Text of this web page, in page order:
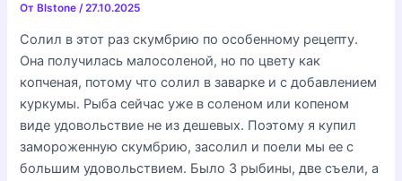
ОтBlstone /27.10.2025
Солил в этот раз скумбрию по особенному рецепту.
Она получилась малосоленой, но по цвету как
копченая, потому что солил в заварке и с добавлением
куркумы. Рыба сейчас уже в соленом или копеном
виде удовольствие не из дешевых. Поэтому я купил
замороженную скумбрию, засолил и поели мы ее с
большим удовольствием. Было 3 рыбины, две съели, а